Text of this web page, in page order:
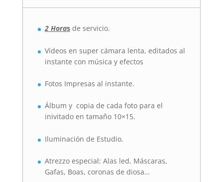
2 Horasde servicio.
Vídeos en super cámara lenta, editados al
instante con música y efectos
Fotos Impresas al instante.
Álbum y copia de cada foto para el
inivitado en tamaño 10×15.
Iluminación de Estudio.
Atrezzo especial: Alas led, Máscaras,
Gafas, Boas, coronas de diosa…